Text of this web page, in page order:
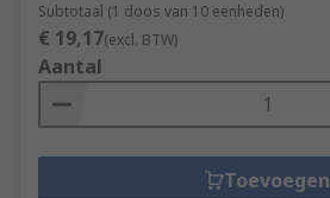
Subtotaal (1 doos van 10 eenheden)
€ 19,17(excl. BTW)
Aantal
Toevoegen